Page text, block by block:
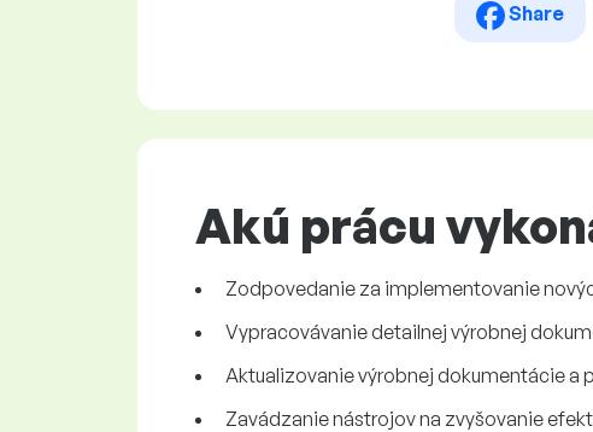
Share
Akú prácu
Zodpovedanie za implementovanie
Vypracovávanie detailnej výrobnej
Aktualizovanie výrobnej dokumentácie a
Zavádzanie nástrojov na zvyšovanie